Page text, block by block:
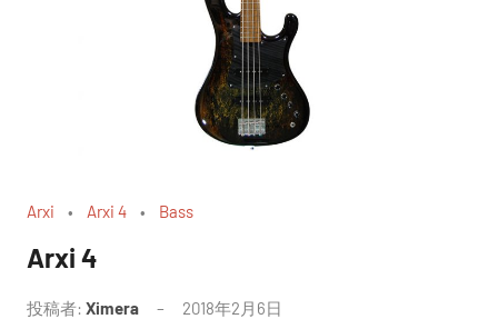
Arxi Arxi 4 Bass
Arxi 4
投稿者: Ximera 2018年2月6日